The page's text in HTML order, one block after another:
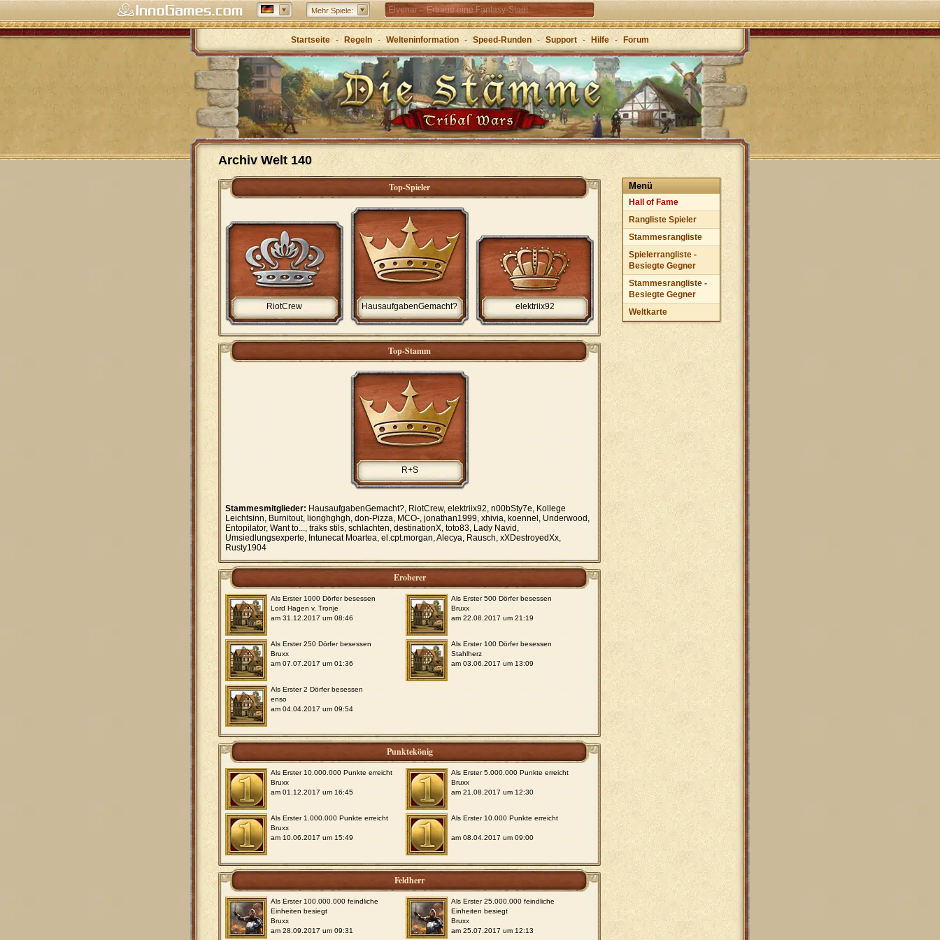
Mehr Spiele: Elvenar – Erbaue eine Fantasy-Stadt
Forge of Empires – Mit Strategie durch die Zeitalter
Grepolis – Erbaue dein Reich im antiken
Griechenland
Startseite - Regeln - Welteninformation - Speed-Runden - Support - Hilfe - Forum
Archiv Welt 140
Menü
Hall of Fame
Rangliste Spieler
Stammesrangliste
Spielerrangliste -
Besiegte Gegner
Stammesrangliste -
Besiegte Gegner
Weltkarte
Top-Spieler
HausaufgabenGemacht?
RiotCrew elektriix92
Top-Stamm
R+S
Stammesmitglieder: HausaufgabenGemacht?, RiotCrew, elektriix92, n00bSty7e, Kollege
Leichtsinn, Burnitout, lionghghgh, don-Pizza, MCO-, jonathan1999, xhivia, koennel, Underwood,
Entopilator, Want to..., traks stils, schlachten, destinationX, toto83, Lady Navid,
Umsiedlungsexperte, Intunecat Moartea, el.cpt.morgan, Alecya, Rausch, xXDestroyedXx,
Rusty1904
Eroberer
Als Erster 1000 Dörfer besessen
Lord Hagen v. Tronje
am 31.12.2017 um 08:46
Als Erster 500 Dörfer besessen
Bruxx
am 22.08.2017 um 21:19
Als Erster 250 Dörfer besessen
Bruxx
am 07.07.2017 um 01:36
Als Erster 100 Dörfer besessen
Stahlherz
am 03.06.2017 um 13:09
Als Erster 2 Dörfer besessen
enso
am 04.04.2017 um 09:54
Punktekönig
Als Erster 10.000.000 Punkte erreicht
Bruxx
am 01.12.2017 um 16:45
Als Erster 5.000.000 Punkte erreicht
Bruxx
am 21.08.2017 um 12:30
Als Erster 1.000.000 Punkte erreicht
Bruxx
am 10.06.2017 um 15:49
Als Erster 10.000 Punkte erreicht
am 08.04.2017 um 09:00
Feldherr
Als Erster 100.000.000 feindliche
Einheiten besiegt
Bruxx
am 28.09.2017 um 09:31
Als Erster 25.000.000 feindliche
Einheiten besiegt
Bruxx
am 25.07.2017 um 12:13